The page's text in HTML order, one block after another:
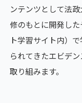
ンテンツとして法
修のもとに開発し
ト学習サイト内）
られてきたエビデ
取り組みます。